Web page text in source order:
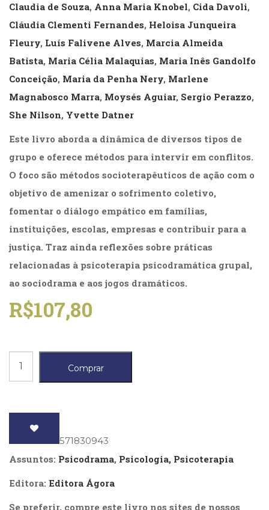
(278)
Educação
(39)
Fisioterapia
Fonoaudiologia
(54)
Gestalt-
(93)
Jornalismo
LGBTQIA+
(66)
Erótica
(11)
Literatura,
Ensaios
(69)
de
referência
PNL
(Programação
Neurolingüística)
(200)
Psicologia,
Psicoterapia
(799)
Propaganda
Claudia de Souza, Anna Maria Knobel, Cida Davoli,
Cláudia Clementi Fernandes, Heloisa Junqueira
Fleury, Luís Falivene Alves, Marcia Almeida
Batista, Maria Célia Malaquias, Maria Inês Gandolfo
Conceição, Maria da Penha Nery, Marlene
Magnabosco Marra, Moysés Aguiar, Sergio Perazzo,
She Nilson, Yvette Datner
Este livro aborda a dinâmica de diversos tipos de
grupo e oferece métodos para intervir em conflitos.
O foco são métodos socioterapêuticos de ação com o
objetivo de amenizar o sofrimento coletivo,
fomentar o diálogo empático em famílias,
instituições, escolas, empresas e contribuir para a
justiça. Traz ainda reflexões sobre práticas
relacionadas à psicoterapia psicodramática grupal,
ao sociodrama e aos jogos dramáticos.
R$107,80
Intervenções
Comprar
: 9788571830943
Assuntos: Psicodrama, Psicologia, Psicoterapia
Editora: Editora Ágora
Se preferir, compre este livro nos sites de nossos